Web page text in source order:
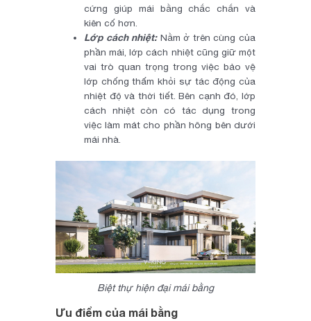
cứng giúp mái bằng chắc chắn và
kiên cố hơn.
Lớp cách nhiệt:Nằm ở trên cùng của
phần mái, lớp cách nhiệt cũng giữ một
vai trò quan trọng trong việc bảo vệ
lớp chống thấm khỏi sự tác động của
nhiệt độ và thời tiết. Bên cạnh đó, lớp
cách nhiệt còn có tác dụng trong
việc làm mát cho phần hông bên dưới
mái nhà.
Biệt thự hiện đại mái bằng
Ưu điểm của mái bằng